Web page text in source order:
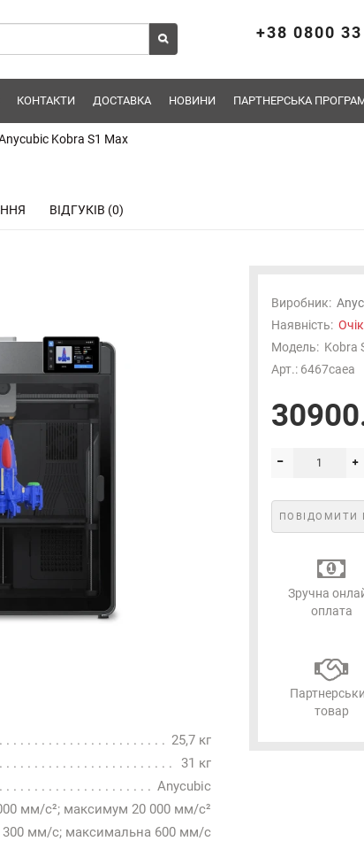
+38 0800
КОНТАКТИ ДОСТАВКА НОВИНИ ПАРТНЕРСЬКА
Kobra S1 Max
ВІДГУКІВ (0)
25,7 кг
31 кг
Anycubic
мм/с²; максимум 20 000 мм/с²
мм/с; максимальна 600 мм/с
Виробник:
Наявність:
Модель: Kobra
Арт.: 6467caea
ПОВІДОМИТИ
Зручна
оплата
товар
Отримуйте першими новини про надходження,
підписуйтесь!
Підписатися